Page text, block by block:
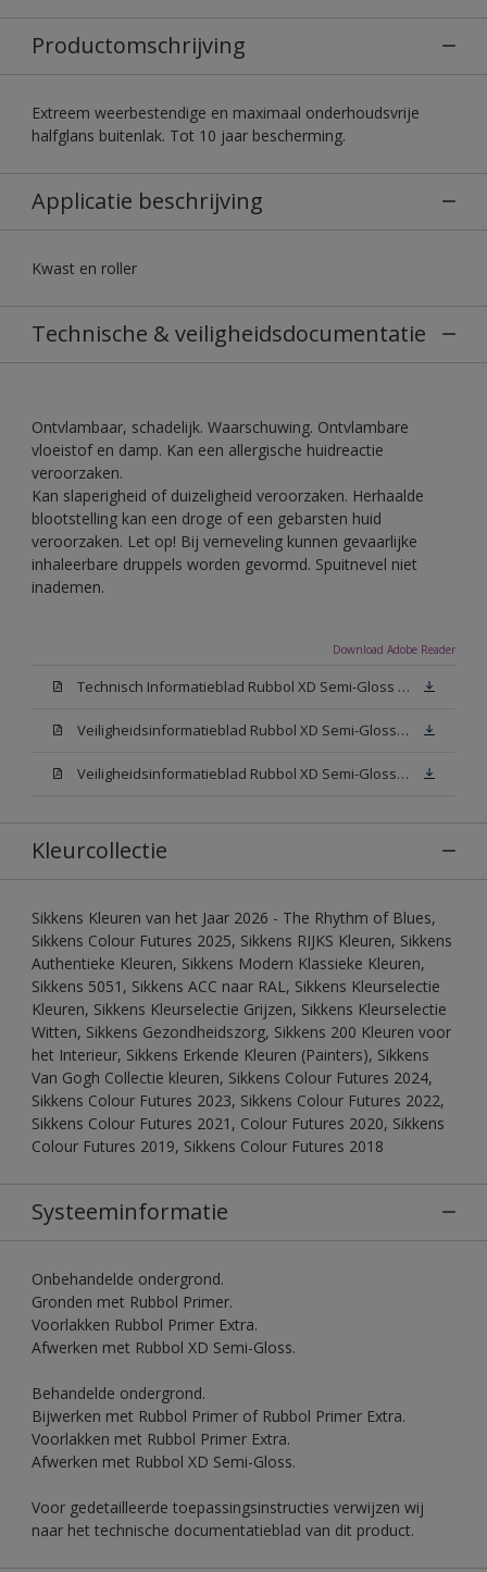
Productomschrijving
Extreem weerbestendige en maximaal onderhoudsvrije
halfglans buitenlak. Tot 10 jaar bescherming.
Applicatie beschrijving
Kwast en roller
Technische & veiligheidsdocumentatie
Ontvlambaar, schadelijk. Waarschuwing. Ontvlambare
vloeistof en damp. Kan een allergische huidreactie
veroorzaken.
Kan slaperigheid of duizeligheid veroorzaken. Herhaalde
blootstelling kan een droge of een gebarsten huid
veroorzaken. Let op! Bij verneveling kunnen gevaarlijke
inhaleerbare druppels worden gevormd. Spuitnevel niet
inademen.
Download Adobe Reader
Technisch Informatieblad Rubbol XD Semi-Gloss (PDF)
Veiligheidsinformatieblad Rubbol XD Semi-Gloss White W05 (MSDS)
Veiligheidsinformatieblad Rubbol XD Semi-Gloss N00 (MSDS)
Kleurcollectie
Sikkens Kleuren van het Jaar 2026 - The Rhythm of Blues,
Sikkens Colour Futures 2025, Sikkens RIJKS Kleuren, Sikkens
Authentieke Kleuren, Sikkens Modern Klassieke Kleuren,
Sikkens 5051, Sikkens ACC naar RAL, Sikkens Kleurselectie
Kleuren, Sikkens Kleurselectie Grijzen, Sikkens Kleurselectie
Witten, Sikkens Gezondheidszorg, Sikkens 200 Kleuren voor
het Interieur, Sikkens Erkende Kleuren (Painters), Sikkens
Van Gogh Collectie kleuren, Sikkens Colour Futures 2024,
Sikkens Colour Futures 2023, Sikkens Colour Futures 2022,
Sikkens Colour Futures 2021, Colour Futures 2020, Sikkens
Colour Futures 2019, Sikkens Colour Futures 2018
Systeeminformatie
Onbehandelde ondergrond.
Gronden met Rubbol Primer.
Voorlakken Rubbol Primer Extra.
Afwerken met Rubbol XD Semi-Gloss.
Behandelde ondergrond.
Bijwerken met Rubbol Primer of Rubbol Primer Extra.
Voorlakken met Rubbol Primer Extra.
Afwerken met Rubbol XD Semi-Gloss.
Voor gedetailleerde toepassingsinstructies verwijzen wij
naar het technische documentatieblad van dit product.